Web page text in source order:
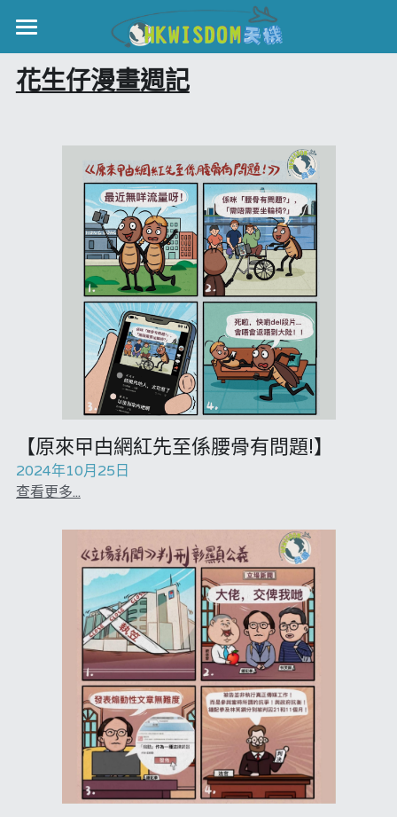
主頁
伊美戰爭
黎智英案
正本清源•黎智英案
美西媒體謊言實錄
宏福火災
宏福‧革新
宏福苑聽證會
宏福火災正視聽
記錄．宏福苑火災
反華推手你要知
反華推手懶人包
反華推手起底
美西霸凌內幕
美西極權主義
真相直擊
極端暴恐實錄
KOL 專欄
屈穎妍專欄
朱庭萱專欄
莫綺琪專欄
黃萬成專欄
招國偉專欄
高松傑專欄
林伯強專欄
醫院口岸爆炸案
屠龍小隊案
黎智英案審訊
支聯會案
35+顛覆案
吃喝玩指南
休閒好介紹
親子
花生仔漫畫週記
關於我們
人才招聘
投稿熱線
商戶合作
條款及細則
搜索
繁體中文
繁體中文
花生仔漫畫週記
【原來曱甴網紅先至係腰骨有問題!】
2024年10月25日
查看更多...
部落格分類
所有博客分類
KOL 精選
休閒好介紹
龔靜儀大律師專欄
大衛sir專欄
林伯強專欄
朱庭萱專欄
曾子晴專欄
莫綺琪專欄
花生仔漫畫週記